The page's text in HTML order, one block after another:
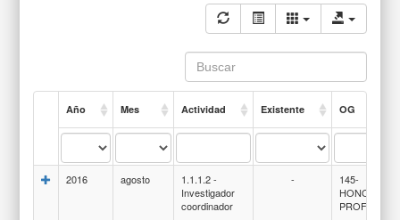
Año Mes Actividad Existente OG
2016 agosto
1.1.1.2 -
Investigador
coordinador
-
145-